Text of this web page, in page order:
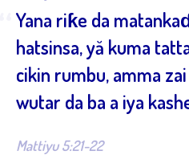
Yana riƙe da
hatsinsa, yă kuma
cikin rumbu, amma
wutar da ba a iya
Mattiyu 5:21-22